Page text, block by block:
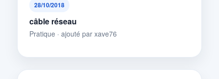
28/10/2018
câble réseau
Pratique · ajouté par xave76